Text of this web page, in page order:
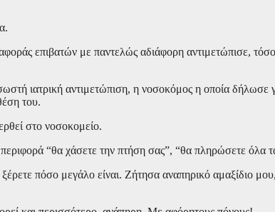
επιβατών με παντελώς αδιάφορη αντιμετώπισε,
ιατρική αντιμετώπιση, η νοσοκόμος η οποία δήλωσε
του.
στο νοσοκομείο.
“θα χάσετε την πτήση σας”, “θα πληρώσετε όλα
πόσο μεγάλο είναι. Ζήτησα αναπηρικό αμαξίδιο